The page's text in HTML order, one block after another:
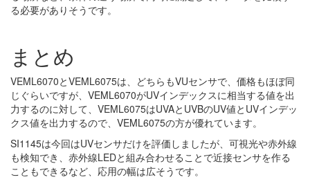
る必要がありそうです。
まとめ
VEML6070とVEML6075は、どちらもVUセンサで、価格もほぼ同
じぐらいですが、VEML6070がUVインデックスに相当する値を出
力するのに対して、VEML6075はUVAとUVBのUV値とUVインデッ
クス値を出力するので、VEML6075の方が優れています。
SI1145は今回はUVセンサだけを評価しましたが、可視光や赤外線
も検知でき、赤外線LEDと組み合わせることで近接センサを作る
こともできるなど、応用の幅は広そうです。